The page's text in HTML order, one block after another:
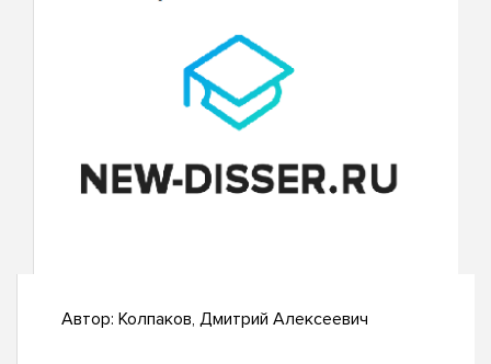
Автор: Колпаков, Дмитрий Алексеевич